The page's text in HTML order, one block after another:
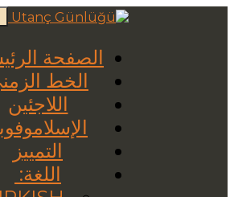
Skip
to
الصفحة
الخط
اللاجئين
التمييز
اللغة: